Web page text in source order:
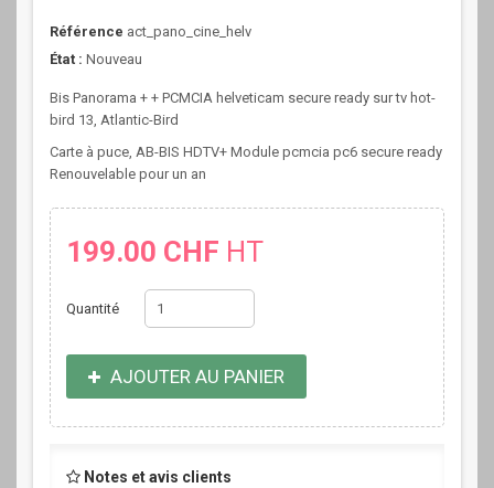
Référence act_pano_cine_helv
État : Nouveau
Bis Panorama + + PCMCIA helveticam secure ready sur tv hot-
bird 13, Atlantic-Bird
Carte à puce, AB-BIS HDTV+ Module pcmcia pc6 secure ready
Renouvelable pour un an
199.00 CHF HT
Quantité
AJOUTER AU PANIER
Notes et avis clients